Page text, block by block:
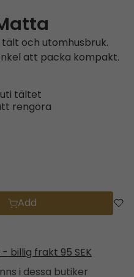
och utomhusbruk.
att packa kompakt.
tältet
rengöra
Add
billig frakt 95 SEK
i dessa butiker